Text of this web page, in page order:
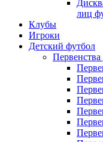
лиц
Клубы
Игроки
Детский футбол